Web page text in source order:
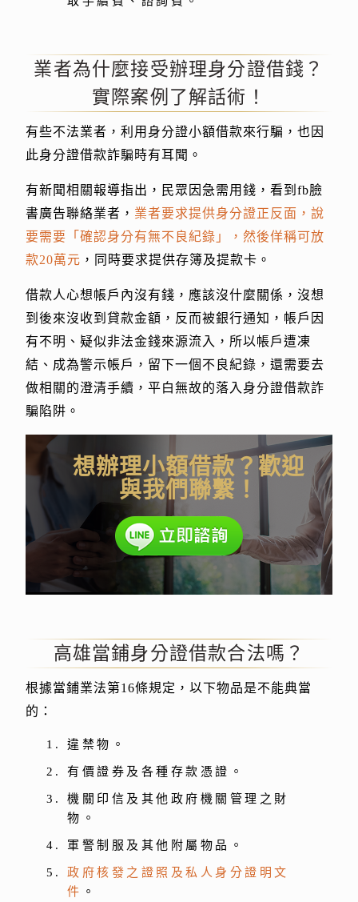
業者為什麼接受辦理身分證借錢？
實際案例了解話術！
有些不法業者，利用身分證小額借款來行騙，也因
此身分證借款詐騙時有耳聞。
有新聞相關報導指出，民眾因急需用錢，看到fb臉
書廣告聯絡業者， 業者要求提供身分證正反面，說
要需要「確認身分有無不良紀錄」，然後佯稱可放
款20萬元 ，同時要求提供存簿及提款卡。
借款人心想帳戶內沒有錢，應該沒什麼關係，沒想
到後來沒收到貸款金額，反而被銀行通知，帳戶因
有不明、疑似非法金錢來源流入，所以帳戶遭凍
結、成為警示帳戶，留下一個不良紀錄，還需要去
做相關的澄清手續，平白無故的落入身分證借款詐
騙陷阱。
想辦理小額借款？歡迎
與我們聯繫！
高雄當鋪身分證借款合法嗎？
根據當鋪業法第16條規定，以下物品是不能典當
的：
違禁物。
有價證券及各種存款憑證。
機關印信及其他政府機關管理之財
物。
軍警制服及其他附屬物品。
政府核發之證照及私人身分證明文
件 。